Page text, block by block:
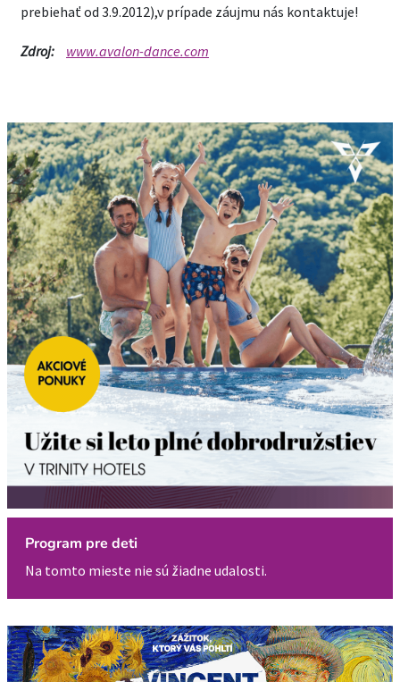
prebiehať od 3.9.2012),v prípade záujmu nás kontaktuje!
Zdroj: www.avalon-dance.com
Program pre deti
Na tomto mieste nie sú žiadne udalosti.